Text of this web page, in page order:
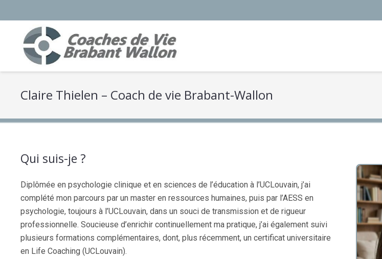
Claire Thielen – Coach de vie Brabant-Wallon
Qui suis-je ?
Diplômée en psychologie clinique et en sciences de l’éducation à l’UCLouvain, j’ai
complété mon parcours par un master en ressources humaines, puis par l’AESS en
psychologie, toujours à l’UCLouvain, dans un souci de transmission et de rigueur
professionnelle. Soucieuse d’enrichir continuellement ma pratique, j’ai également suivi
plusieurs formations complémentaires, dont, plus récemment, un certificat universitaire
en Life Coaching (UCLouvain).